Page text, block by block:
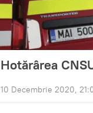
Hotărârea
10 Decembrie 2020,